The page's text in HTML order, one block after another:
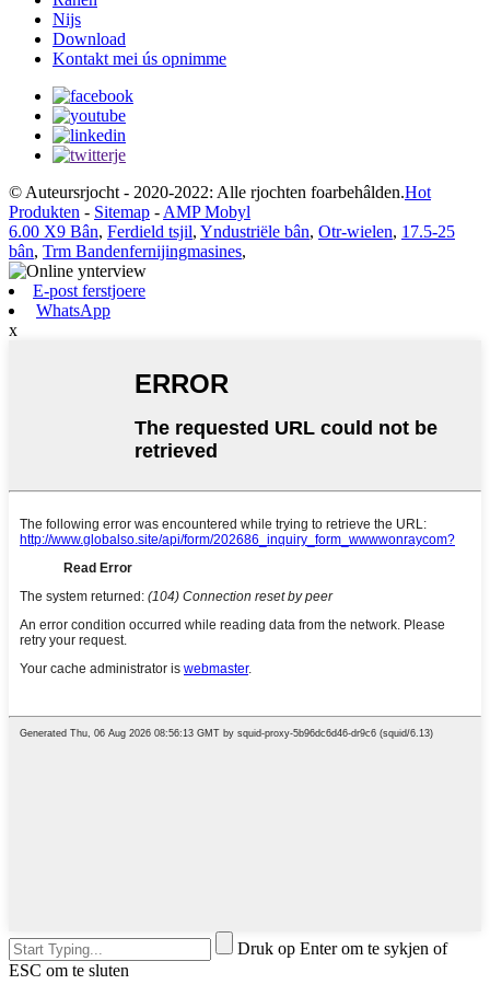
Nijs
Download
Kontakt mei ús opnimme
© Auteursrjocht - 2020-2022: Alle rjochten foarbehâlden.Hot
Produkten - Sitemap - AMP Mobyl
6.00 X9 Bân, Ferdield tsjil, Yndustriële bân, Otr-wielen, 17.5-25
bân, Trm Bandenfernijingmasines,
E-post ferstjoere
WhatsApp
x
Druk op Enter om te sykjen of
ESC om te sluten